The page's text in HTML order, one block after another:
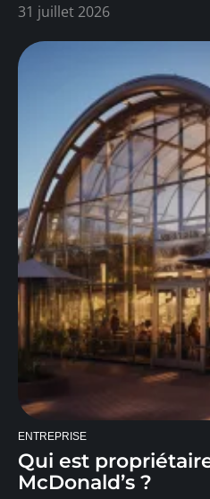
31 juillet 2026
ENTREPRISE
Qui est
McDonald’s ?